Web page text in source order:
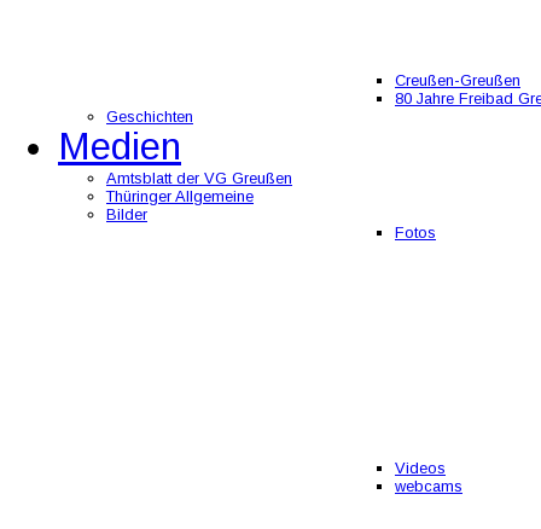
Creußen-Greußen
80 Jahre Freibad
Geschichten
Medien
Amtsblatt der VG Greußen
Thüringer Allgemeine
Bilder
Fotos
Videos
webcams